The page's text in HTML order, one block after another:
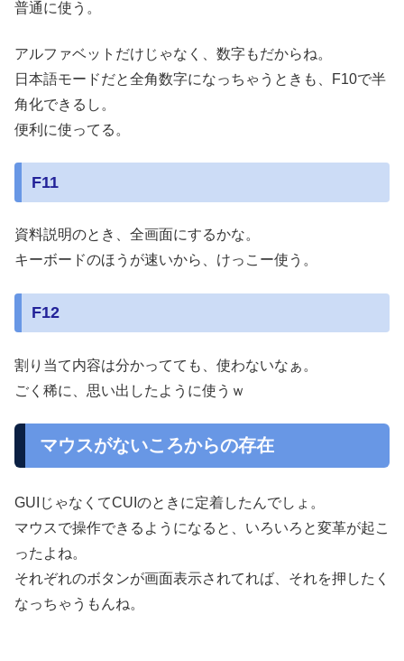
普通に使う。
アルファベットだけじゃなく、数字もだからね。
日本語モードだと全角数字になっちゃうときも、F10で半
角化できるし。
便利に使ってる。
F11
資料説明のとき、全画面にするかな。
キーボードのほうが速いから、けっこー使う。
F12
割り当て内容は分かってても、使わないなぁ。
ごく稀に、思い出したように使うｗ
マウスがないころからの存在
GUIじゃなくてCUIのときに定着したんでしょ。
マウスで操作できるようになると、いろいろと変革が起こ
ったよね。
それぞれのボタンが画面表示されてれば、それを押したく
なっちゃうもんね。